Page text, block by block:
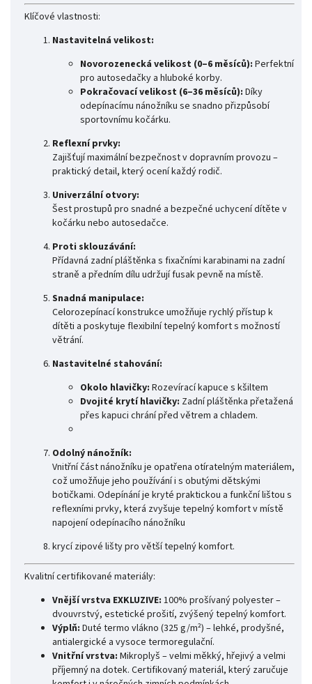
Klíčové vlastnosti:
Nastavitelná velikost:
Novorozenecká velikost (0–6 měsíců): Perfektní
pro autosedačky a hluboké korby.
Pokračovací velikost (6–36 měsíců): Díky
odepínacímu nánožníku se snadno přizpůsobí
sportovnímu kočárku.
Reflexní prvky:
Zajišťují maximální bezpečnost v dopravním provozu –
praktický detail, který ocení každý rodič.
Univerzální otvory:
Šest prostupů pro snadné a bezpečné uchycení dítěte v
kočárku nebo autosedačce.
Proti sklouzávání:
Přídavná zadní pláštěnka s fixačními karabinami na zadní
straně a předním dílu udržují fusak pevně na místě.
Snadná manipulace:
Celorozepínací konstrukce umožňuje rychlý přístup k
dítěti a poskytuje flexibilní tepelný komfort s možností
větrání.
Nastavitelné stahování:
Okolo hlavičky: Rozevírací kapuce s kšiltem
Dvojité krytí hlavičky: Zadní pláštěnka přetažená
přes kapuci chrání před větrem a chladem.
Odolný nánožník:
Vnitřní část nánožníku je opatřena otíratelným materiálem,
což umožňuje jeho používání i s obutými dětskými
botičkami. Odepínání je kryté praktickou a funkční lištou s
reflexními prvky, která zvyšuje tepelný komfort v místě
napojení odepínacího nánožníku
krycí zipové lišty pro větší tepelný komfort.
Kvalitní certifikované materiály:
Vnější vrstva EXKLUZIVE: 100% prošívaný polyester –
dvouvrstvý, estetické prošití, zvýšený tepelný komfort.
Výplň: Duté termo vlákno (325 g/m²) – lehké, prodyšné,
antialergické a vysoce termoregulační.
Vnitřní vrstva: Mikroplyš – velmi měkký, hřejivý a velmi
příjemný na dotek. Certifikovaný materiál, který zaručuje